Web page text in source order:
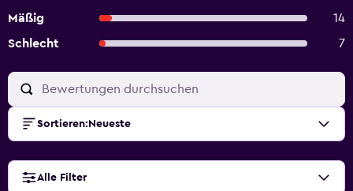
Mäßig
14
Schlecht
7
Sortieren: Neueste
Alle Filter